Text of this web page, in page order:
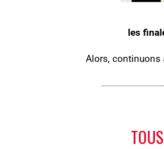
les
Alors, continuons